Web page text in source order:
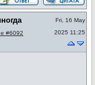
#6092
Fri, 16 May
2025 11:25